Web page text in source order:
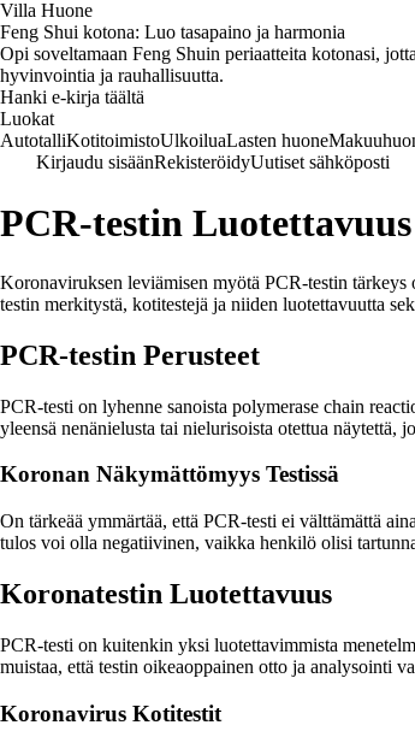
Villa Huone
Feng Shui kotona: Luo tasapaino ja harmonia
Opi soveltamaan Feng Shuin periaatteita kotonasi,
hyvinvointia ja rauhallisuutta.
Hanki e-kirja täältä
Luokat
AutotalliKotitoimistoUlkoiluaLasten huone
Kirjaudu sisäänRekisteröidyUutiset sähköposti
PCR-testin
Koronaviruksen leviämisen myötä PCR-testin tärkeys
testin merkitystä, kotitestejä ja niiden luotettavuutta
PCR-testin Perusteet
PCR-testi on lyhenne sanoista polymerase chain
yleensä nenänielusta tai nielurisoista otettua näytettä,
Koronan Näkymättömyys Testissä
On tärkeää ymmärtää, että PCR-testi ei välttämättä
tulos voi olla negatiivinen, vaikka henkilö olisi
Koronatestin Luotettavuus
PCR-testi on kuitenkin yksi luotettavimmista
muistaa, että testin oikeaoppainen otto ja analysointi
Koronavirus Kotitestit